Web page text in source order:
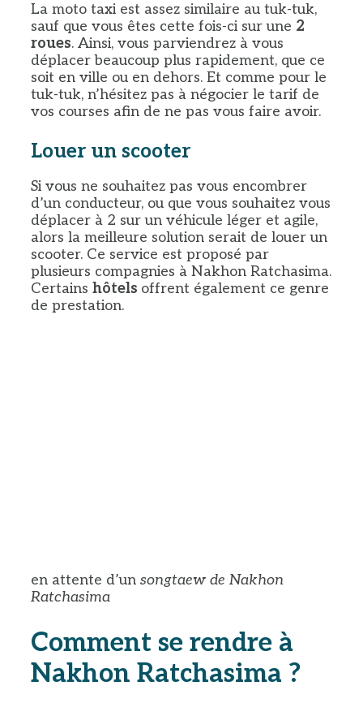
La moto taxi est assez similaire au tuk-tuk,
sauf que vous êtes cette fois-ci sur une 2
roues. Ainsi, vous parviendrez à vous
déplacer beaucoup plus rapidement, que ce
soit en ville ou en dehors. Et comme pour le
tuk-tuk, n’hésitez pas à négocier le tarif de
vos courses afin de ne pas vous faire avoir.
Louer un scooter
Si vous ne souhaitez pas vous encombrer
d’un conducteur, ou que vous souhaitez vous
déplacer à 2 sur un véhicule léger et agile,
alors la meilleure solution serait de louer un
scooter. Ce service est proposé par
plusieurs compagnies à Nakhon Ratchasima.
Certains hôtels offrent également ce genre
de prestation.
en attente d’un songtaew de Nakhon
Ratchasima
Comment se rendre à
Nakhon Ratchasima ?